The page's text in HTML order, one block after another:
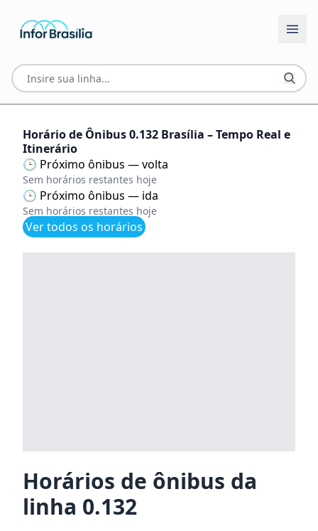
Horário de Ônibus 0.132 Brasília – Tempo Real e
Itinerário
🕒 Próximo ônibus — volta
Sem horários restantes hoje
🕒 Próximo ônibus — ida
Sem horários restantes hoje
Ver todos os horários
Horários de ônibus da
linha 0.132